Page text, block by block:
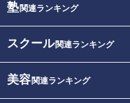
塾関連ランキング
スクール関連ランキング
美容関連ランキング